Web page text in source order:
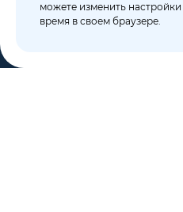
можете изменить
время в своем браузере.